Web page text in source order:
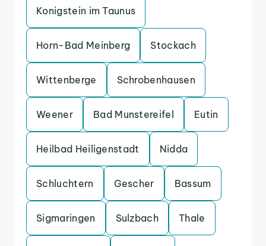
Konigstein im Taunus
Horn-Bad Meinberg Stockach
Wittenberge Schrobenhausen
Weener Bad Munstereifel Eutin
Heilbad Heiligenstadt Nidda
Schluchtern Gescher Bassum
Sigmaringen Sulzbach Thale